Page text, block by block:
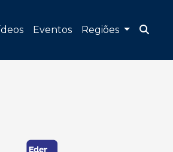
Eventos Regiões